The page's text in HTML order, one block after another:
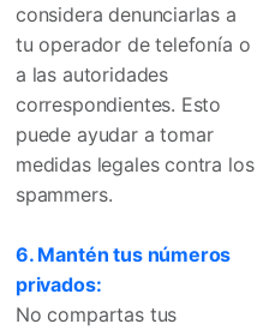
considera denunciarlas a
tu operador de telefonía o
a las autoridades
correspondientes. Esto
puede ayudar a tomar
medidas legales contra los
spammers.
6. Mantén tus números
privados:
No compartas tus